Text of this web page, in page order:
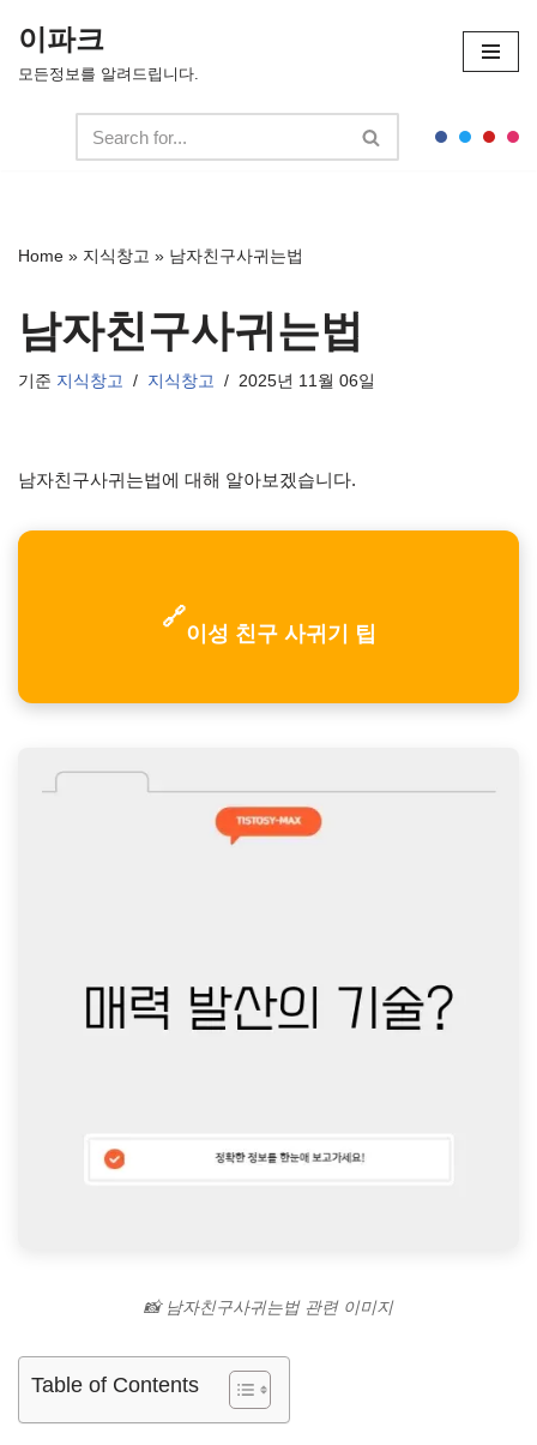
콘
기
이파크
모든정보를 알려드립니다.
Home » 지식창고 » 남자친구사귀는법
남자친구사귀는법
기준 지식창고 지식창고 2025년 11월 06일
남자친구사귀는법에 대해 알아보겠습니다.
🔗
이성 친구 사귀기 팁
📸 남자친구사귀는법 관련 이미지
Table of Contents